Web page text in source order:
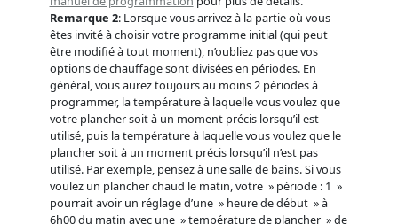
Remarque 2: Lorsque vous arrivez à la partie où vous
êtes invité à choisir votre programme initial (qui peut
être modifié à tout moment), n’oubliez pas que vos
options de chauffage sont divisées en périodes. En
général, vous aurez toujours au moins 2 périodes à
programmer, la température à laquelle vous voulez que
votre plancher soit à un moment précis lorsqu’il est
utilisé, puis la température à laquelle vous voulez que le
plancher soit à un moment précis lorsqu’il n’est pas
utilisé. Par exemple, pensez à une salle de bains. Si vous
voulez un plancher chaud le matin, votre » période : 1 »
pourrait avoir un réglage d’une » heure de début » à
6h00 du matin avec une » température de plancher » de